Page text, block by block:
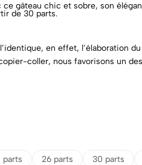
gâteau chic et sobre, son
de 30 parts.
en effet, l’élaboration
coller, nous favorisons un
parts 26 parts 30 parts